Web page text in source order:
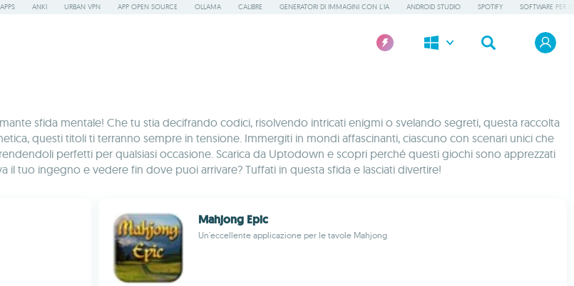
ANKI URBAN VPN APP OPEN SOURCE OLLAMA CALIBRE GENERATORI DI IMMAGINI CON L'IA ANDROID STUDIO SPOTIFY SOFTWARE PER
sfida mentale! Che tu stia decifrando codici, risolvendo intricati enigmi o svelando segreti, questa raccolta
questi titoli ti terranno sempre in tensione. Immergiti in mondi affascinanti, ciascuno con scenari unici che
perfetti per qualsiasi occasione. Scarica da Uptodown e scopri perché questi giochi sono apprezzati
tuo ingegno e vedere fin dove puoi arrivare? Tuffati in questa sfida e lasciati divertire!
Mahjong Epic
Un'eccellente applicazione per le tavole Mahjong